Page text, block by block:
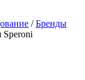
/Бренды
Speroni